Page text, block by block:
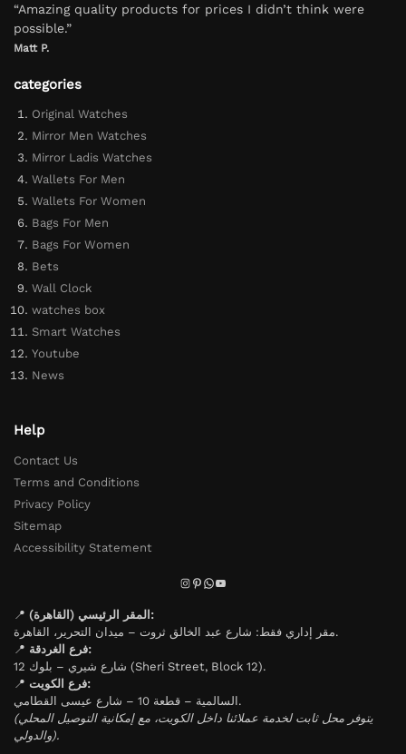
“Amazing quality products for prices I didn’t think were
possible.”
Matt P.
categories
Original Watches
Mirror Men Watches
Mirror Ladis Watches
Wallets For Men
Wallets For Women
Bags For Men
Bags For Women
Bets
Wall Clock
watches box
Smart Watches
Youtube
News
Help
Contact Us
Terms and Conditions
Privacy Policy
Sitemap
Accessibility Statement
📍
المقر الرئيسي (القاهرة):
مقر إداري فقط: شارع عبد الخالق ثروت – ميدان التحرير، القاهرة.
📍
فرع الغردقة:
شارع شيري – بلوك 12 (Sheri Street, Block 12).
📍
فرع الكويت:
السالمية – قطعة 10 – شارع عيسى القطامي.
(يتوفر محل ثابت لخدمة عملائنا داخل الكويت، مع إمكانية التوصيل المحلي
والدولي).